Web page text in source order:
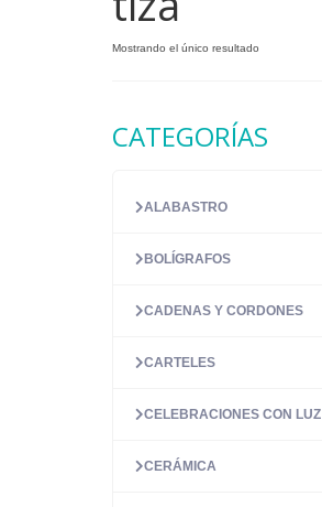
Mostrando el único resultado
CATEGORÍAS
ALABASTRO
BOLÍGRAFOS
CADENAS Y CORDONES
CARTELES
CELEBRACIONES CON LUZ
CERÁMICA